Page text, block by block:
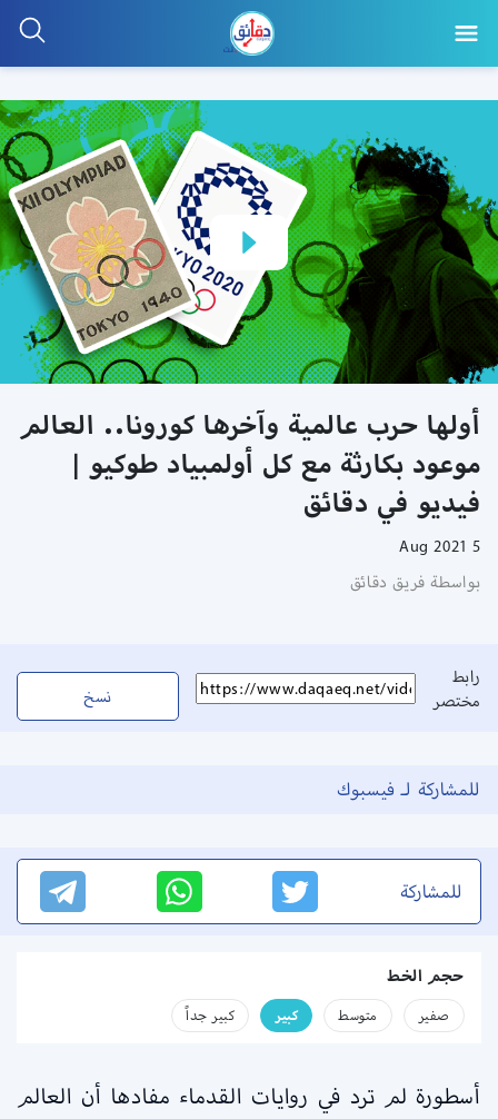
أولها حرب عالمية وآخرها كورونا.. العالم
موعود بكارثة مع كل أولمبياد طوكيو |
فيديو في دقائق
5 Aug 2021
بواسطة فريق دقائق
رابط
مختصر
نسخ
للمشاركة لـ فيسبوك
للمشاركة
حجم الخط
صفير متوسط كبير كبير جداً
أسطورة لم ترد في روايات القدماء مفادها أن العالم